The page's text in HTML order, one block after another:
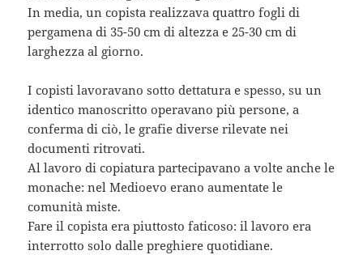
In media, un copista realizzava quattro fogli di
pergamena di 35-50 cm di altezza e 25-30 cm di
larghezza al giorno.
I copisti lavoravano sotto dettatura e spesso, su un
identico manoscritto operavano più persone, a
conferma di ciò, le grafie diverse rilevate nei
documenti ritrovati.
Al lavoro di copiatura partecipavano a volte anche le
monache: nel Medioevo erano aumentate le
comunità miste.
Fare il copista era piuttosto faticoso: il lavoro era
interrotto solo dalle preghiere quotidiane.